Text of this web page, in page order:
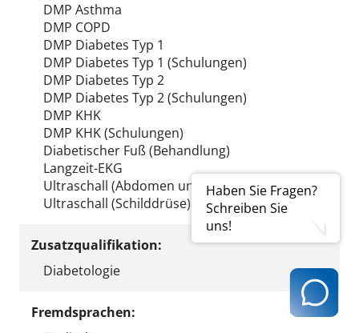
Haben Sie Fragen?
Schreiben Sie
uns!
DMP Asthma
DMP COPD
DMP Diabetes Typ 1
DMP Diabetes Typ 1 (Schulungen)
DMP Diabetes Typ 2
DMP Diabetes Typ 2 (Schulungen)
DMP KHK
DMP KHK (Schulungen)
Diabetischer Fuß (Behandlung)
Langzeit-EKG
Ultraschall (Abdomen und/oder Thorax)
Ultraschall (Schilddrüse)
Zusatzqualifikation:
Diabetologie
Fremdsprachen: